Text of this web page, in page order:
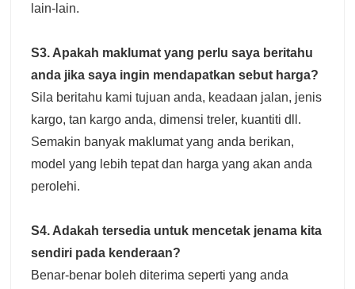
lain-lain.
S3. Apakah maklumat yang perlu saya beritahu
anda jika saya ingin mendapatkan sebut harga?
Sila beritahu kami tujuan anda, keadaan jalan, jenis
kargo, tan kargo anda, dimensi treler, kuantiti dll.
Semakin banyak maklumat yang anda berikan,
model yang lebih tepat dan harga yang akan anda
perolehi.
S4. Adakah tersedia untuk mencetak jenama kita
sendiri pada kenderaan?
Benar-benar boleh diterima seperti yang anda